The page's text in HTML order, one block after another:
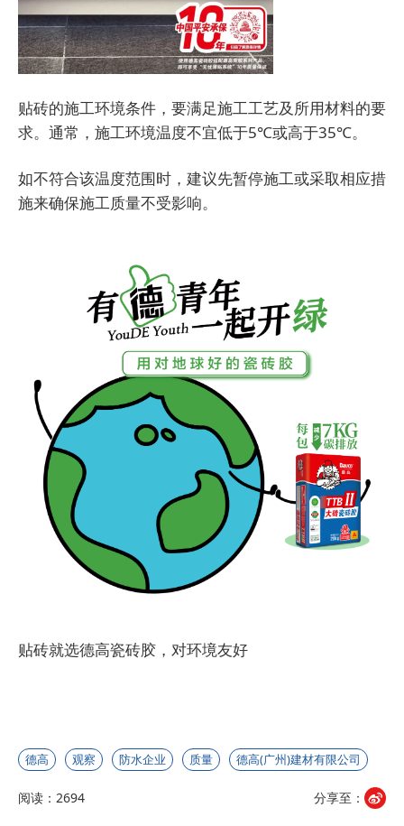
贴砖的施工环境条件，要满足施工工艺及所用材料的要
求。通常，施工环境温度不宜低于5℃或高于35℃。
如不符合该温度范围时，建议先暂停施工或采取相应措
施来确保施工质量不受影响。
贴砖就选德高瓷砖胶，对环境友好
德高 观察 防水企业 质量 德高(广州)建材有限公司
阅读：2694 分享至：